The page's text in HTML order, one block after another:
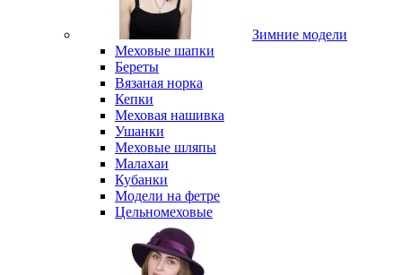
Зимние модели
Меховые шапки
Береты
Вязаная норка
Кепки
Меховая нашивка
Ушанки
Меховые шляпы
Малахаи
Кубанки
Модели на фетре
Цельномеховые